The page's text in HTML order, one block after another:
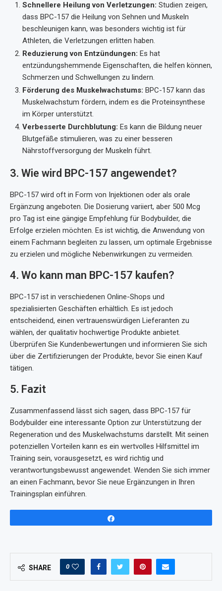
Schnellere Heilung von Verletzungen: Studien zeigen,
dass BPC-157 die Heilung von Sehnen und Muskeln
beschleunigen kann, was besonders wichtig ist für
Athleten, die Verletzungen erlitten haben.
Reduzierung von Entzündungen: Es hat
entzündungshemmende Eigenschaften, die helfen können,
Schmerzen und Schwellungen zu lindern.
Förderung des Muskelwachstums: BPC-157 kann das
Muskelwachstum fördern, indem es die Proteinsynthese
im Körper unterstützt.
Verbesserte Durchblutung: Es kann die Bildung neuer
Blutgefäße stimulieren, was zu einer besseren
Nährstoffversorgung der Muskeln führt.
3. Wie wird BPC-157 angewendet?
BPC-157 wird oft in Form von Injektionen oder als orale
Ergänzung angeboten. Die Dosierung variiert, aber 500 Mcg
pro Tag ist eine gängige Empfehlung für Bodybuilder, die
Erfolge erzielen möchten. Es ist wichtig, die Anwendung von
einem Fachmann begleiten zu lassen, um optimale Ergebnisse
zu erzielen und mögliche Nebenwirkungen zu vermeiden.
4. Wo kann man BPC-157 kaufen?
BPC-157 ist in verschiedenen Online-Shops und
spezialisierten Geschäften erhältlich. Es ist jedoch
entscheidend, einen vertrauenswürdigen Lieferanten zu
wählen, der qualitativ hochwertige Produkte anbietet.
Überprüfen Sie Kundenbewertungen und informieren Sie sich
über die Zertifizierungen der Produkte, bevor Sie einen Kauf
tätigen.
5. Fazit
Zusammenfassend lässt sich sagen, dass BPC-157 für
Bodybuilder eine interessante Option zur Unterstützung der
Regeneration und des Muskelwachstums darstellt. Mit seinen
potenziellen Vorteilen kann es ein wertvolles Hilfsmittel im
Training sein, vorausgesetzt, es wird richtig und
verantwortungsbewusst angewendet. Wenden Sie sich immer
an einen Fachmann, bevor Sie neue Ergänzungen in Ihren
Trainingsplan einführen.
SHARE 0